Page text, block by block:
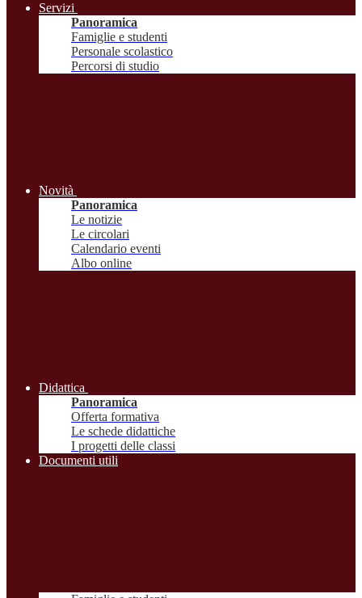
Servizi
Panoramica
Famiglie e studenti
Personale scolastico
Percorsi di studio
Novità
Panoramica
Le notizie
Le circolari
Calendario eventi
Albo online
Didattica
Panoramica
Offerta formativa
Le schede didattiche
I progetti delle classi
Documenti utili